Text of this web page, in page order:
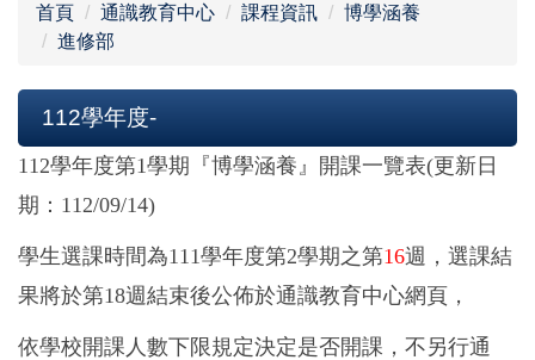
首頁 通識教育中心 課程資訊
博學涵養
進修部
112學年度-
112學年度第1學期 『博學涵養 』 開課一覽表(更新日
期：112/09/14)
學生選課時間為111學年度第2學期之第16週， 選課結
果將於第18週結束後公佈於通識教育中心網頁，
依學校開課人數下限規定決定是否開課，不另行通